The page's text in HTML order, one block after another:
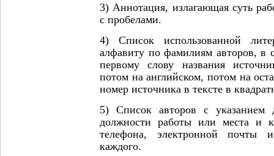
3) Аннотация, излагающая суть
с пробелами.
4) Список использованной
алфавиту по фамилиям авторов, в
первому слову названия
потом на английском, потом на
номер источника в тексте в
5) Список авторов с указанием
должности работы или места и
телефона, электронной почты
каждого.